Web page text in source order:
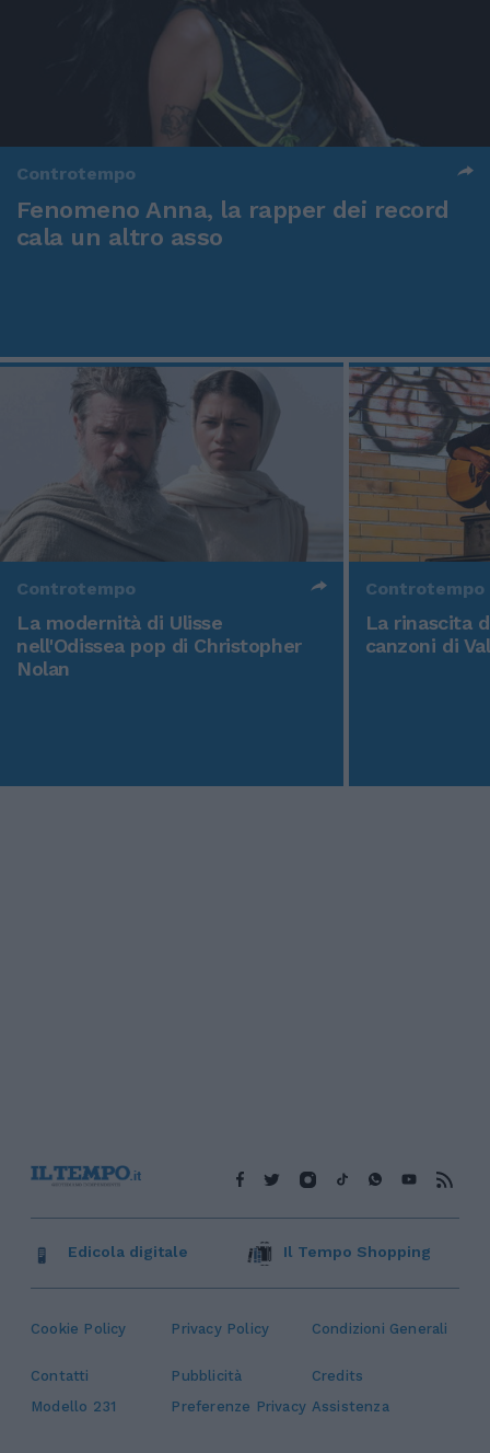
Controtempo
Fenomeno Anna, la rapper dei record
cala un altro asso
Controtempo
La modernità di Ulisse
nell'Odissea pop di Christopher
Nolan
Controtempo
La rinascita
canzoni di
Cookie Policy Privacy Policy Condizioni Generali
Contatti Pubblicità
Credits
Modello 231
Preferenze Privacy Assistenza
Edicola digitale Il Tempo Shopping